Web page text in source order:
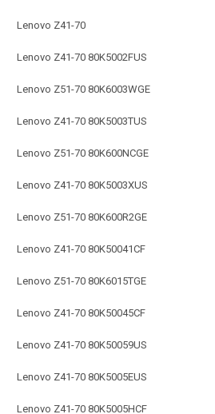
Lenovo Z41-70
Lenovo Z41-70 80K5002FUS
Lenovo Z51-70 80K6003WGE
Lenovo Z41-70 80K5003TUS
Lenovo Z51-70 80K600NCGE
Lenovo Z41-70 80K5003XUS
Lenovo Z51-70 80K600R2GE
Lenovo Z41-70 80K50041CF
Lenovo Z51-70 80K6015TGE
Lenovo Z41-70 80K50045CF
Lenovo Z41-70 80K50059US
Lenovo Z41-70 80K5005EUS
Lenovo Z41-70 80K5005HCF